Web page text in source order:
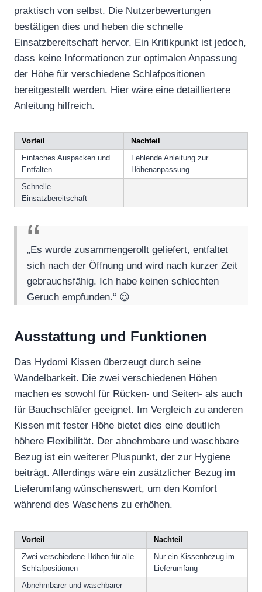
praktisch von selbst. Die Nutzerbewertungen
bestätigen dies und heben die schnelle
Einsatzbereitschaft hervor. Ein Kritikpunkt ist jedoch,
dass keine Informationen zur optimalen Anpassung
der Höhe für verschiedene Schlafpositionen
bereitgestellt werden. Hier wäre eine detailliertere
Anleitung hilfreich.
Vorteil
Nachteil
Einfaches Auspacken und
Entfalten
Fehlende Anleitung zur
Höhenanpassung
Schnelle
Einsatzbereitschaft
„Es wurde zusammengerollt geliefert, entfaltet
sich nach der Öffnung und wird nach kurzer Zeit
gebrauchsfähig. Ich habe keinen schlechten
Geruch empfunden.“ 😉
Ausstattung und Funktionen
Das Hydomi Kissen überzeugt durch seine
Wandelbarkeit. Die zwei verschiedenen Höhen
machen es sowohl für Rücken- und Seiten- als auch
für Bauchschläfer geeignet. Im Vergleich zu anderen
Kissen mit fester Höhe bietet dies eine deutlich
höhere Flexibilität. Der abnehmbare und waschbare
Bezug ist ein weiterer Pluspunkt, der zur Hygiene
beiträgt. Allerdings wäre ein zusätzlicher Bezug im
Lieferumfang wünschenswert, um den Komfort
während des Waschens zu erhöhen.
Vorteil
Nachteil
Zwei verschiedene Höhen für alle
Schlafpositionen
Nur ein Kissenbezug im
Lieferumfang
Abnehmbarer und waschbarer